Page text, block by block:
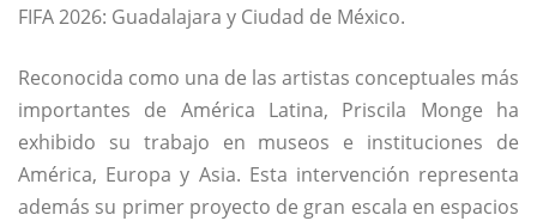
FIFA 2026: Guadalajara y Ciudad de México.
Reconocida como una de las artistas conceptuales más
importantes de América Latina, Priscila Monge ha
exhibido su trabajo en museos e instituciones de
América, Europa y Asia. Esta intervención representa
además su primer proyecto de gran escala en espacios